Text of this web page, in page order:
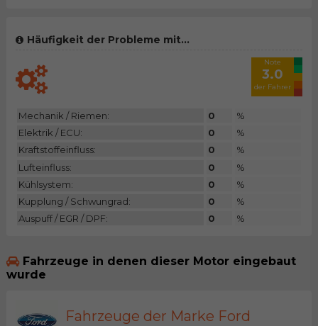
Häufigkeit der Probleme mit...
Note
3.0
der Fahrer
Mechanik / Riemen: 0
%
Elektrik / ECU:
0
%
Kraftstoffeinfluss:
0
%
Lufteinfluss:
0
%
Kühlsystem:
0
%
Kupplung / Schwungrad:
0
%
Auspuff / EGR / DPF:
0 %
Fahrzeuge in denen dieser Motor eingebaut
wurde
Fahrzeuge der Marke Ford